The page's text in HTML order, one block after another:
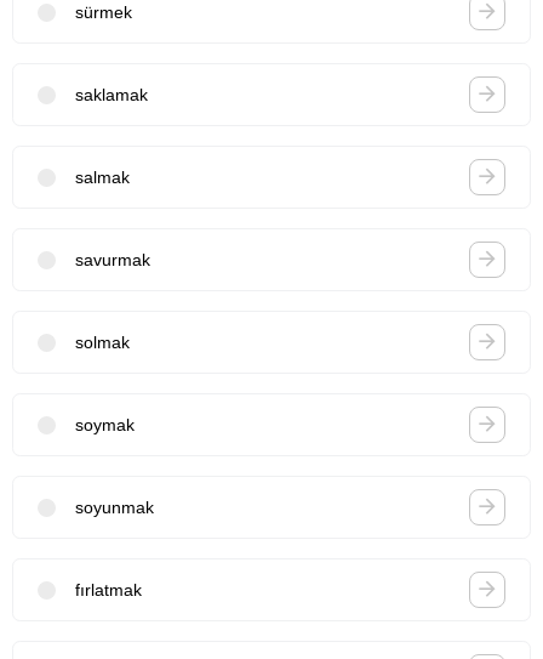
sürmek
saklamak
salmak
savurmak
solmak
soymak
soyunmak
fırlatmak